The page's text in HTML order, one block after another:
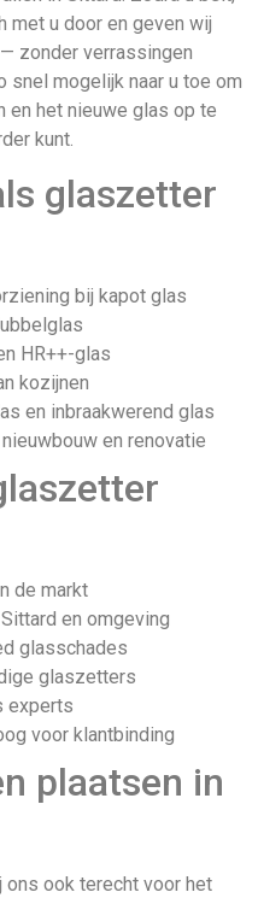
met u door en geven wij
zonder verrassingen
snel mogelijk naar u toe om
en het nieuwe glas op te
kunt.
glaszetter
bij kapot glas
HR++-glas
kozijnen
en inbraakwerend glas
en renovatie
de markt
en omgeving
glasschades
glaszetters
experts
voor klantbinding
plaatsen in
ons ook terecht voor het